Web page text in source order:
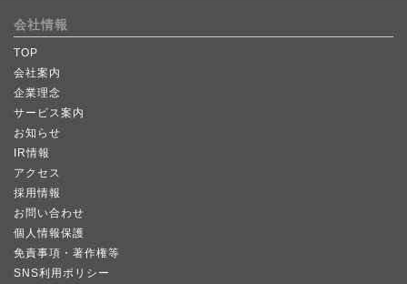
会社情報
TOP
会社案内
企業理念
サービス案内
お知らせ
IR情報
アクセス
採用情報
お問い合わせ
個人情報保護
免責事項・著作権等
SNS利用ポリシー